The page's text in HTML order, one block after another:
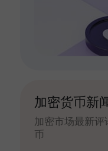
加密货币新
加密市场最新评
币